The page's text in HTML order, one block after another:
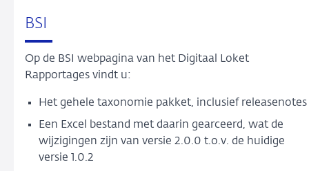
BSI
Op de BSI webpagina van het Digitaal Loket
Rapportages vindt u:
Het gehele taxonomie pakket, inclusief releasenotes
Een Excel bestand met daarin gearceerd, wat de
wijzigingen zijn van versie 2.0.0 t.o.v. de huidige
versie 1.0.2